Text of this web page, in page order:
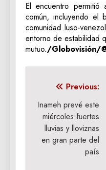
El encuentro permitió
común, incluyendo el
comunidad luso-
entorno de estabilidad
mutuo./Globovisión/
Navegación
de
entradas
Previous:
Inameh prevé este
miércoles fuertes
lluvias y lloviznas
en gran parte del
país